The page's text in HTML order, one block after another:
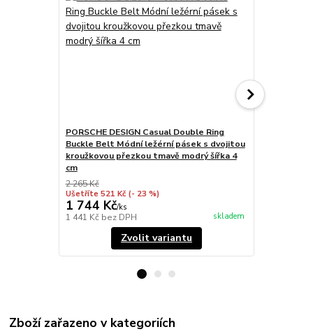
PORSCHE DESIGN Casual Double Ring
Buckle Belt Módní ležérní pásek s dvojitou
kroužkovou přezkou tmavě modrý šířka 4
cm
2 265 Kč
Ušetříte 521 Kč (- 23 %)
1 744 Kč/ks
1 441 Kč bez DPH skladem
Zvolit variantu
Zboží zařazeno v kategoriích